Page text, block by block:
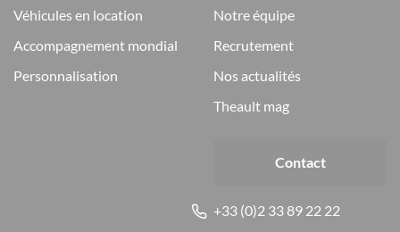
véhicules en location
accompagnement mondial
personnalisation
notre équipe
recrutement
nos actualités
theault mag
Contact
+33 (0)2 33 89 22 22